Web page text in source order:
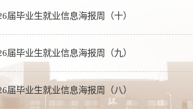
届毕业生就业信息海报周（十）
届毕业生就业信息海报周（九）
届毕业生就业信息海报周（八）